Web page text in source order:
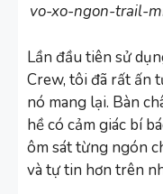
vo-xo-ngon-trail-
Lần đầu tiên sử
Crew, tôi đã rất ấn
nó mang lại. Bàn
hề có cảm giác bí
ôm sát từng ngón
và tự tin hơn trên